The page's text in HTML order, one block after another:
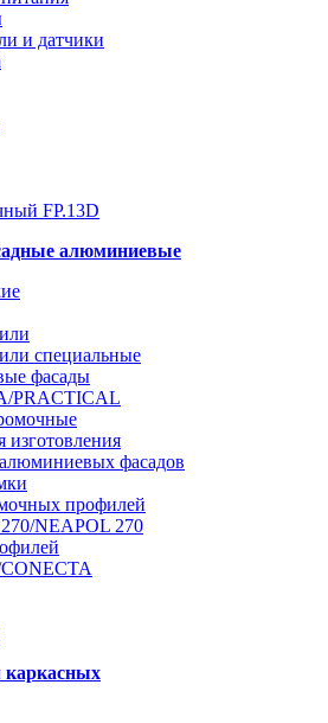
и датчики
алюминиевые
специальные
фасады
изготовления
фасадов
профилей
NEAPOL 270
каркасных